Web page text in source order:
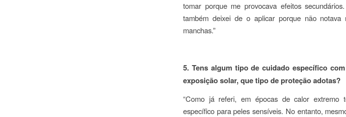
tomar porque me provocava efeitos
também deixei de o aplicar porque não notava
manchas.”
5. Tens algum tipo de cuidado específico
exposição solar, que tipo de proteção adotas?
“Como já referi, em épocas de calor extremo
específico para peles sensíveis. No entanto,